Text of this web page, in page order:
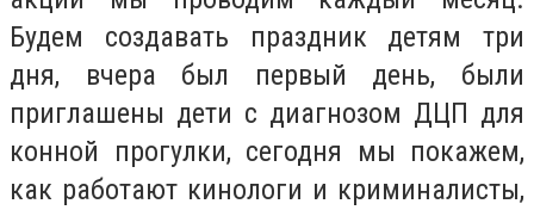
Будем создавать праздник детям три
дня, вчера был первый день, были
приглашены дети с диагнозом ДЦП для
конной прогулки, сегодня мы покажем,
как работают кинологи и криминалисты,